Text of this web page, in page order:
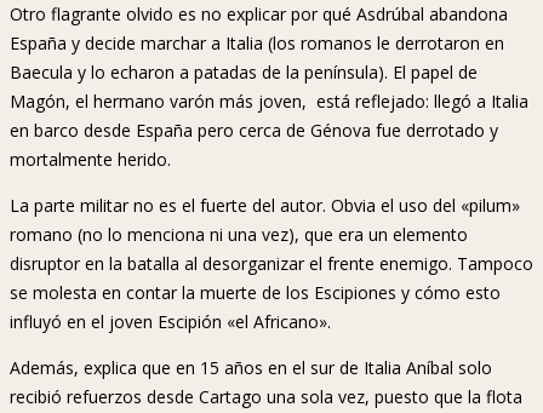
Otro flagrante olvido es no explicar por qué Asdrúbal abandona
España y decide marchar a Italia (los romanos le derrotaron en
Baecula y lo echaron a patadas de la península). El papel de
Magón, el hermano varón más joven, está reflejado: llegó a Italia
en barco desde España pero cerca de Génova fue derrotado y
mortalmente herido.
La parte militar no es el fuerte del autor. Obvia el uso del «pilum»
romano (no lo menciona ni una vez), que era un elemento
disruptor en la batalla al desorganizar el frente enemigo. Tampoco
se molesta en contar la muerte de los Escipiones y cómo esto
influyó en el joven Escipión «el Africano».
Además, explica que en 15 años en el sur de Italia Aníbal solo
recibió refuerzos desde Cartago una sola vez, puesto que la flota